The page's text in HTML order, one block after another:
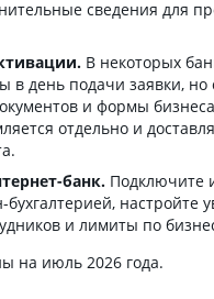
сведения для
В некоторых
в день подачи заявки, но
и формы
отдельно и
банк. Подключите
настройте
и лимиты по
на июль 2026 года.